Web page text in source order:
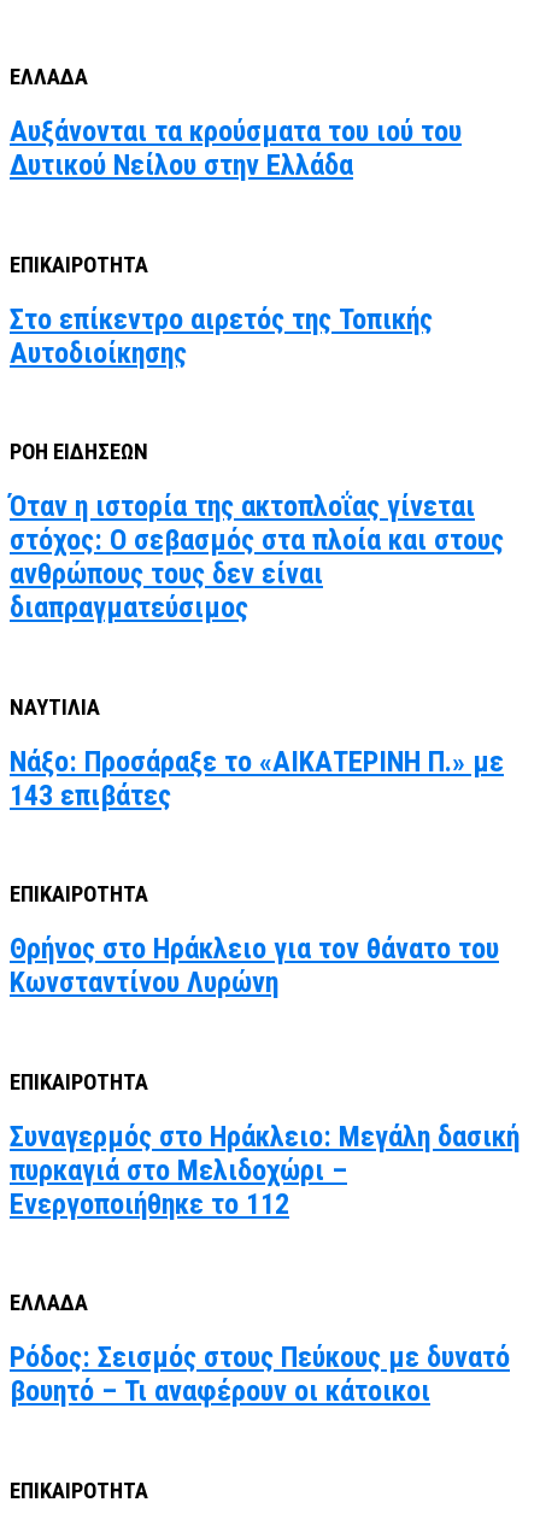
ΕΛΛΑΔΑ
Αυξάνονται τα κρούσματα του ιού του
Δυτικού Νείλου στην Ελλάδα
ΕΠΙΚΑΙΡΟΤΗΤΑ
Στο επίκεντρο αιρετός της Τοπικής
Αυτοδιοίκησης
ΡΟΗ ΕΙΔΗΣΕΩΝ
Όταν η ιστορία της ακτοπλοΐας γίνεται
στόχος: Ο σεβασμός στα πλοία και στους
ανθρώπους τους δεν είναι
διαπραγματεύσιμος
ΝΑΥΤΙΛΙΑ
Νάξο: Προσάραξε το «ΑΙΚΑΤΕΡΙΝΗ Π.» με
143 επιβάτες
ΕΠΙΚΑΙΡΟΤΗΤΑ
Θρήνος στο Ηράκλειο για τον θάνατο του
Κωνσταντίνου Λυρώνη
ΕΠΙΚΑΙΡΟΤΗΤΑ
Συναγερμός στο Ηράκλειο: Μεγάλη δασική
πυρκαγιά στο Μελιδοχώρι –
Ενεργοποιήθηκε το 112
ΕΛΛΑΔΑ
Ρόδος: Σεισμός στους Πεύκους με δυνατό
βουητό – Τι αναφέρουν οι κάτοικοι
ΕΠΙΚΑΙΡΟΤΗΤΑ